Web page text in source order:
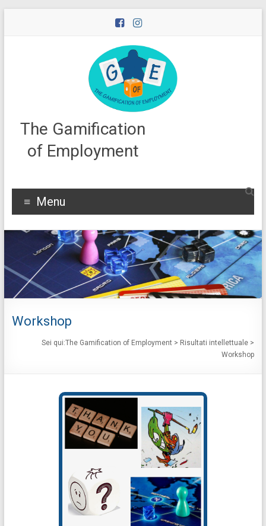
The Gamification
of Employment
Menu
Workshop
Sei qui:The Gamification of Employment > Risultati intellettuale >
Workshop